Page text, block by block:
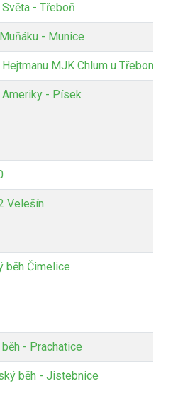
- Třeboň
- Munice
MJK Chlum u Třeboně
Ameriky - Písek
Velešín
běh Čimelice
- Prachatice
běh - Jistebnice